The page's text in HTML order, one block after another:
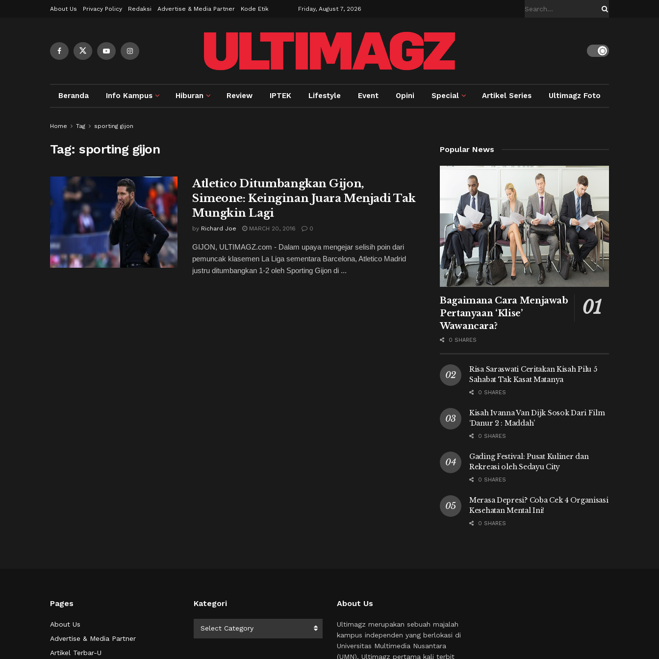
About Us Privacy Policy Redaksi Advertise & Media Partner Kode Etik Friday, August 7, 2026
Beranda Info Kampus Hiburan Review IPTEK Lifestyle Event Opini Special Artikel Series Ultimagz Foto
Home Tag sporting gijon
Tag:sporting gijon
Atletico Ditumbangkan Gijon,
Simeone: Keinginan Juara Menjadi Tak
Mungkin Lagi
by Richard Joe MARCH 20, 2016 0
GIJON, ULTIMAGZ.com - Dalam upaya mengejar selisih poin dari
pemuncak klasemen La Liga sementara Barcelona, Atletico Madrid
justru ditumbangkan 1-2 oleh Sporting Gijon di ...
Popular News
Bagaimana Cara Menjawab
Pertanyaan ‘Klise’
Wawancara?
0 SHARES
Risa Saraswati Ceritakan Kisah Pilu 5
Sahabat Tak Kasat Matanya
0 SHARES
Kisah Ivanna Van Dijk Sosok Dari Film
‘Danur 2 : Maddah’
0 SHARES
Gading Festival: Pusat Kuliner dan
Rekreasi oleh Sedayu City
0 SHARES
Merasa Depresi? Coba Cek 4 Organisasi
Kesehatan Mental Ini!
0 SHARES
Pages
About Us
Advertise & Media Partner
Artikel Terbar-U
Kategori
Select Category
About Us
Ultimagz merupakan sebuah majalah
kampus independen yang berlokasi di
Universitas Multimedia Nusantara
(UMN). Ultimagz pertama kali terbit